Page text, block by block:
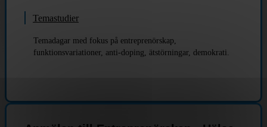
Temastudier
Temadagar med fokus på entreprenörskap,
funktionsvariationer, anti-doping, ätstörningar, demokrati.